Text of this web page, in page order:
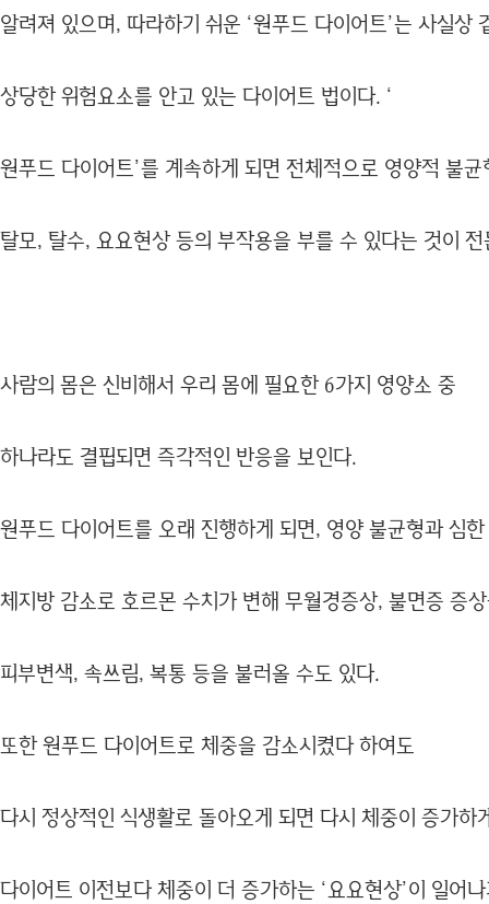
알려져 있으며, 따라하기 쉬운 ‘원푸드 다이어트’는 사실상
상당한 위험요소를 안고 있는 다이어트 법이다. ‘
원푸드 다이어트’를 계속하게 되면 전체적으로 영양적 불균
탈모, 탈수, 요요현상 등의 부작용을 부를 수 있다는 것이
사람의 몸은 신비해서 우리 몸에 필요한 6가지 영양소 중
하나라도 결핍되면 즉각적인 반응을 보인다.
원푸드 다이어트를 오래 진행하게 되면, 영양 불균형과 심
체지방 감소로 호르몬 수치가 변해 무월경증상, 불면증 증
피부변색, 속쓰림, 복통 등을 불러올 수도 있다.
또한 원푸드 다이어트로 체중을 감소시켰다 하여도
다시 정상적인 식생활로 돌아오게 되면 다시 체중이 증가하
다이어트 이전보다 체중이 더 증가하는 ‘요요현상’이 일어